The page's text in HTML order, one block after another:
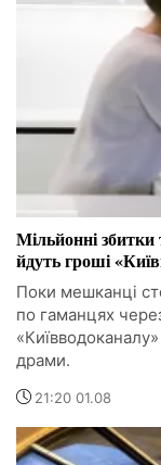
Мільйонні збитки
йдуть гроші
Поки мешканці
по гаманцях
драми.
21:20 01.08